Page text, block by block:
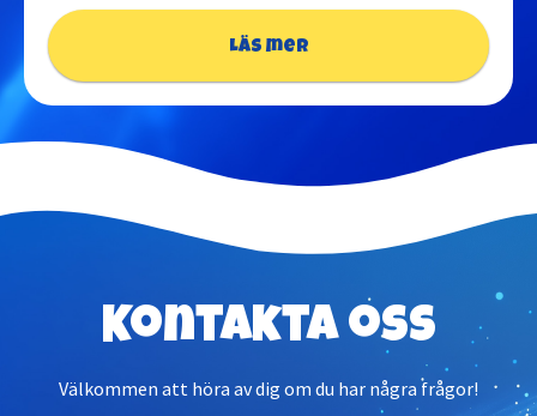
Läs mer
Kontakta oss
Välkommen att höra av dig om du har några frågor!